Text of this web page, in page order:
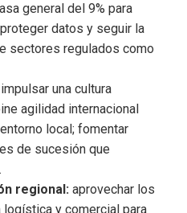
general del 9% para
datos y seguir la
sectores regulados como
impulsar una cultura
agilidad internacional
local; fomentar
de sucesión que
regional: aprovechar los
logística y comercial para